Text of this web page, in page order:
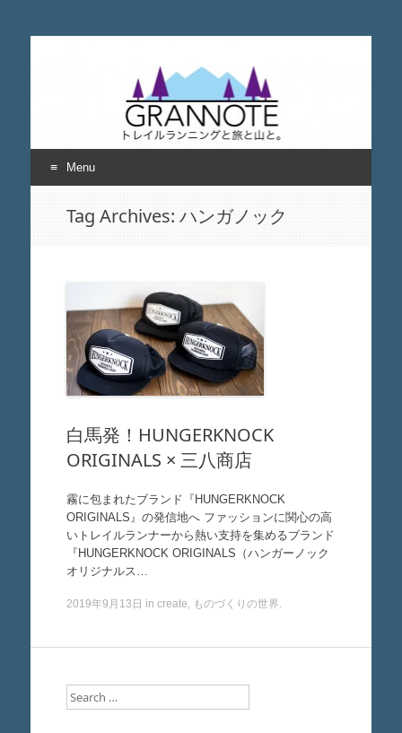
grannote グランノー
トレイルランニングと旅と山について考える
Menu
Tag Archives: ハンガノック
白馬発！HUNGERKNOCK
ORIGINALS × 三八商店
霧に包まれたブランド『HUNGERKNOCK
ORIGINALS』の発信地へ ファッションに関心の高
いトレイルランナーから熱い支持を集めるブランド
『HUNGERKNOCK ORIGINALS（ハンガーノック
オリジナルス…
2019年9月13日 in create, ものづくりの世界.
Search